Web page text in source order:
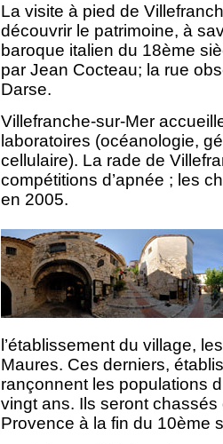
La visite à pied de
découvrir le patrimoine, à
baroque italien du 18ème
par Jean Cocteau; la rue
Darse.
Villefranche-sur-Mer
laboratoires (océanologie,
cellulaire). La rade de
compétitions d’apnée ; les
en 2005.
l’établissement du village,
Maures. Ces derniers,
rançonnent les populations
vingt ans. Ils seront
Provence à la fin du 10ème